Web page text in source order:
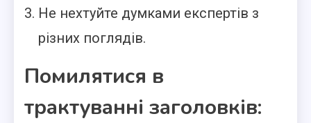
Не нехтуйте думками експертів з
різних поглядів.
Помилятися в
трактуванні заголовків: